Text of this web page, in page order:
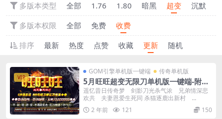
多版本类型
全部 1.76 1.80 暗黑 超变 沉默
多版本权限
全部 免费
收费
排序
最新 热度 点赞 收藏 更新 随机
VIP
GOM引擎单机版一键端 传奇单机版
5月旺旺超变无限刀单机版一键端-附带
传奇GM后台
遥忆昔日传奇梦 剑影刀光杀气浓 兄弟情深悲
欢共 夫妻恩爱生死同 杀猫逐鹿出新村 ...
2 年前
121 150